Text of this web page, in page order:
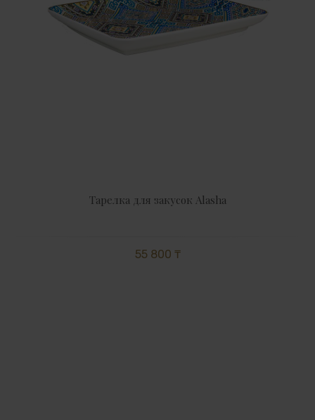
Тарелка для закусок Alasha
55 800 ₸